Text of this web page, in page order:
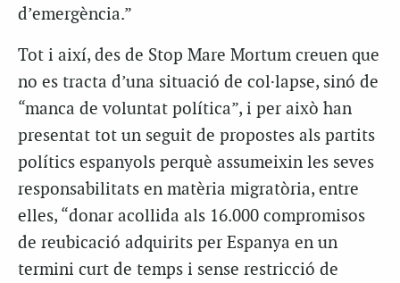
d’emergència.”
Tot i així, des de Stop Mare Mortum creuen que
no es tracta d’una situació de col·lapse, sinó de
“manca de voluntat política”, i per això han
presentat tot un seguit de propostes als partits
polítics espanyols perquè assumeixin les seves
responsabilitats en matèria migratòria, entre
elles, “donar acollida als 16.000 compromisos
de reubicació adquirits per Espanya en un
termini curt de temps i sense restricció de